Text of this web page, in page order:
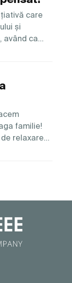
care
și
având ca…
familie!
relaxare…